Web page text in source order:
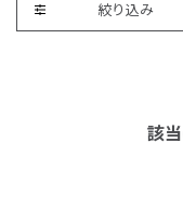
絞り込み
該